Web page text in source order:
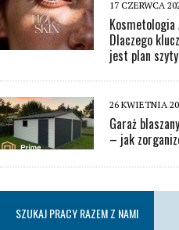
17 CZERWCA
Kosmetologia
Dlaczego
jest plan
26 KWIETNIA
Garaż
– jak
SZUKAJ PRACY RAZEM Z NAMI